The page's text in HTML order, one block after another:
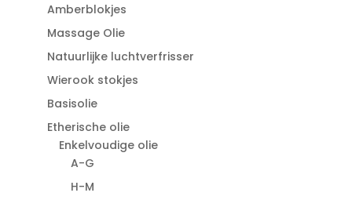
Amberblokjes
Massage Olie
Natuurlijke luchtverfrisser
Wierook stokjes
Basisolie
Etherische olie
Enkelvoudige olie
A-G
H-M